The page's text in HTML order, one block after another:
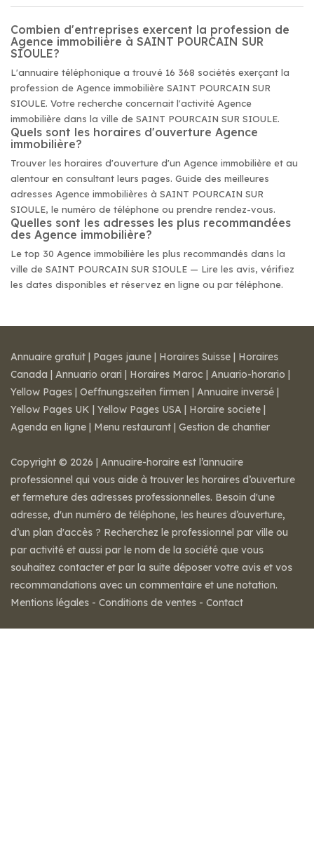
Combien d'entreprises exercent la profession de
Agence immobilière à SAINT POURCAIN SUR
SIOULE?
L'annuaire téléphonique a trouvé 16 368 sociétés exerçant la
profession de Agence immobilière SAINT POURCAIN SUR
SIOULE. Votre recherche concernait l'activité Agence
immobilière dans la ville de SAINT POURCAIN SUR SIOULE.
Quels sont les horaires d'ouverture Agence
immobilière?
Trouver les horaires d'ouverture d'un Agence immobilière et au
alentour en consultant leurs pages. Guide des meilleures
adresses Agence immobilières à SAINT POURCAIN SUR
SIOULE, le numéro de téléphone ou prendre rendez-vous.
Quelles sont les adresses les plus recommandées
des Agence immobilière?
Le top 30 Agence immobilière les plus recommandés dans la
ville de SAINT POURCAIN SUR SIOULE — Lire les avis, vérifiez
les dates disponibles et réservez en ligne ou par téléphone.
Annuaire gratuit | Pages jaune | Horaires Suisse | Horaires
Canada | Annuario orari | Horaires Maroc | Anuario-horario |
Yellow Pages | Oeffnungszeiten firmen | Annuaire inversé |
Yellow Pages UK | Yellow Pages USA | Horaire societe |
Agenda en ligne | Menu restaurant | Gestion de chantier
Copyright © 2026 | Annuaire-horaire est l’annuaire
professionnel qui vous aide à trouver les horaires d’ouverture
et fermeture des adresses professionnelles. Besoin d'une
adresse, d'un numéro de téléphone, les heures d’ouverture,
d’un plan d'accès ? Recherchez le professionnel par ville ou
par activité et aussi par le nom de la société que vous
souhaitez contacter et par la suite déposer votre avis et vos
recommandations avec un commentaire et une notation.
Mentions légales - Conditions de ventes - Contact